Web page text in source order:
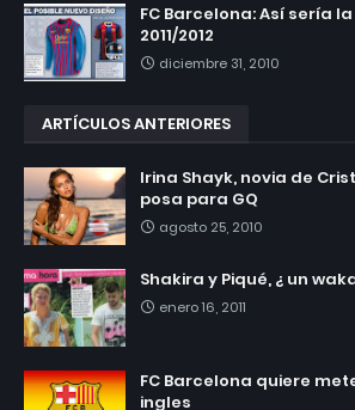
FC Barcelona: Así sería
2011/2012
diciembre 31, 2010
ARTÍCULOS ANTERIORES
Irina Shayk, novia de
posa para GQ
agosto 25, 2010
Shakira y Piqué, ¿ un
enero 16, 2011
FC Barcelona quiere
ingles